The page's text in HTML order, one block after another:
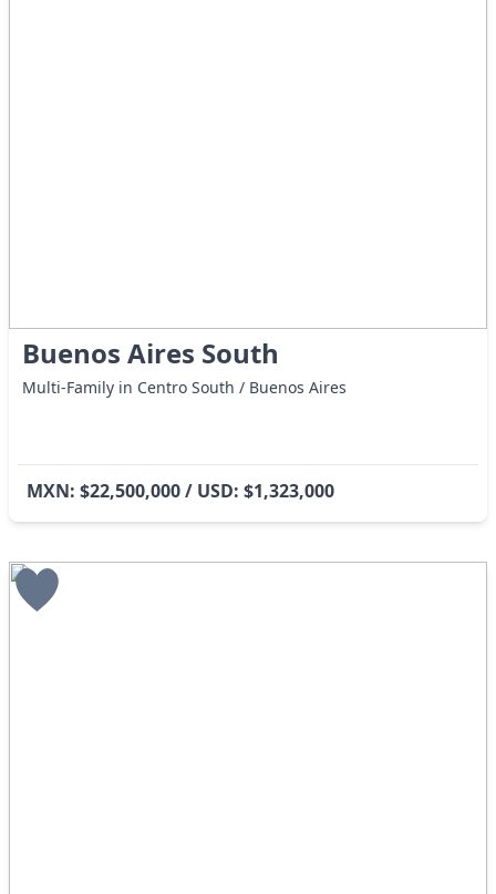
Buenos Aires South
Multi-Family in Centro South / Buenos Aires
MXN: $22,500,000 / USD: $1,323,000